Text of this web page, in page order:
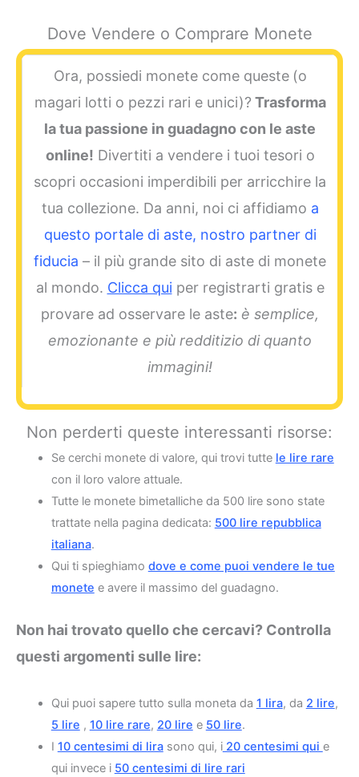
Dove Vendere o Comprare Monete
Ora, possiedi monete come queste (o
magari lotti o pezzi rari e unici)? Trasforma
la tua passione in guadagno con le aste
online! Divertiti a vendere i tuoi tesori o
scopri occasioni imperdibili per arricchire la
tua collezione. Da anni, noi ci affidiamo a
questo portale di aste, nostro partner di
fiducia – il più grande sito di aste di monete
al mondo. Clicca qui per registrarti gratis e
provare ad osservare le aste: è semplice,
emozionante e più redditizio di quanto
immagini!
Non perderti queste interessanti risorse:
Se cerchi monete di valore, qui trovi tutte le lire rare
con il loro valore attuale.
Tutte le monete bimetalliche da 500 lire sono state
trattate nella pagina dedicata: 500 lire repubblica
italiana.
Qui ti spieghiamo dove e come puoi vendere le tue
monete e avere il massimo del guadagno.
Non hai trovato quello che cercavi? Controlla
questi argomenti sulle lire:
Qui puoi sapere tutto sulla moneta da 1 lira, da 2 lire,
5 lire , 10 lire rare, 20 lire e 50 lire.
I 10 centesimi di lirasono qui, i20 centesimi qui e
qui invece i 50 centesimi di lire rari